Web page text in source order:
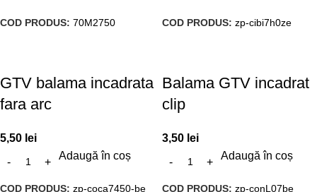
COD PRODUS: 70M2750 COD PRODUS: zp-cibi7h0ze
GTV balama incadrata
fara arc
5,50 lei
Adaugă în coș
COD PRODUS: zp-coca7450-be
Balama GTV incadrat
clip
3,50 lei
Adaugă în coș
COD PRODUS: zp-conL07be